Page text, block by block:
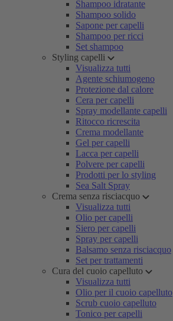
Shampoo idratante
Shampoo solido
Sapone per capelli
Shampoo per ricci
Set shampoo
Styling capelli
Visualizza tutti
Agente schiumogeno
Protezione dal calore
Cera per capelli
Spray modellante capelli
Ritocco ricrescita
Crema modellante
Gel per capelli
Lacca per capelli
Polvere per capelli
Prodotti per lo styling
Sea Salt Spray
Crema senza risciacquo
Visualizza tutti
Olio per capelli
Siero per capelli
Spray per capelli
Balsamo senza risciacquo
Set per trattamenti
Cura del cuoio capelluto
Visualizza tutti
Olio per il cuoio capelluto
Scrub cuoio capelluto
Tonico per capelli